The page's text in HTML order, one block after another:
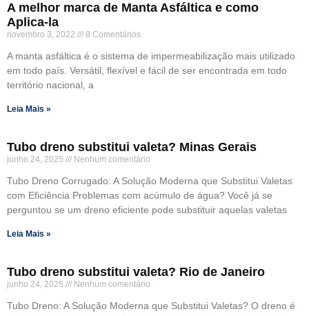
A melhor marca de Manta Asfáltica e como
Aplica-la
novembro 3, 2022 8 Comentários
A manta asfáltica é o sistema de impermeabilização mais utilizado
em todo país. Versátil, flexível e fácil de ser encontrada em todo
território nacional, a
Leia Mais »
Tubo dreno substitui valeta? Minas Gerais
junho 24, 2025 Nenhum comentário
Tubo Dreno Corrugado: A Solução Moderna que Substitui Valetas
com Eficiência Problemas com acúmulo de água? Você já se
perguntou se um dreno eficiente pode substituir aquelas valetas
Leia Mais »
Tubo dreno substitui valeta? Rio de Janeiro
junho 24, 2025 Nenhum comentário
Tubo Dreno: A Solução Moderna que Substitui Valetas? O dreno é